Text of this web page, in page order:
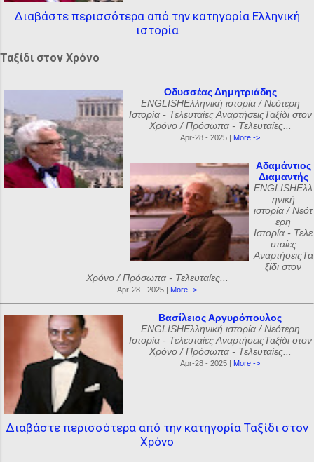
Διαβάστε περισσότερα από την κατηγορία Ελληνική
ιστορία
Ταξίδι στον Χρόνο
Οδυσσέας Δημητριάδης
ENGLISHΕλληνική ιστορία / Νεότερη
Ιστορία - Τελευταίες ΑναρτήσειςΤαξίδι στον
Χρόνο / Πρόσωπα - Τελευταίες...
Apr-28 - 2025 | More ->
Αδαμάντιος
Διαμαντής
ENGLISHΕλλ
ηνική
ιστορία / Νεότ
ερη
Ιστορία - Τελε
υταίες
ΑναρτήσειςΤα
ξίδι στον
Χρόνο / Πρόσωπα - Τελευταίες...
Apr-28 - 2025 | More ->
Βασίλειος Αργυρόπουλος
ENGLISHΕλληνική ιστορία / Νεότερη
Ιστορία - Τελευταίες ΑναρτήσειςΤαξίδι στον
Χρόνο / Πρόσωπα - Τελευταίες...
Apr-28 - 2025 | More ->
Διαβάστε περισσότερα από την κατηγορία Ταξίδι στον
Χρόνο